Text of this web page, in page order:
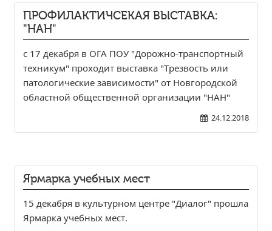
оснащенность образовательного процесса.
Доступная среда
Стипендии и меры поддержки обучающихся
Платные образовательные услуги
Финансово-хозяйственная деятельность
Вакантные места для приёма (перевода)
Международное сотрудничество
Организация питания в образовательной
организации
УЧЕБНАЯ РАБОТА
Расписание занятий
Заочное отделение
Локальные акты
ПРОФИЛАКТИЧСЕКАЯ ВЫСТАВКА:
"НАН"
с 17 декабря в ОГА ПОУ "Дорожно-транспортный
техникум" проходит выставка "Трезвость или
патологические зависимости" от Новгородской
областной общественной организации "НАН"
24.12.2018
Ярмарка учебных мест
15 декабря в культурном центре "Диалог" прошла
Ярмарка учебных мест.